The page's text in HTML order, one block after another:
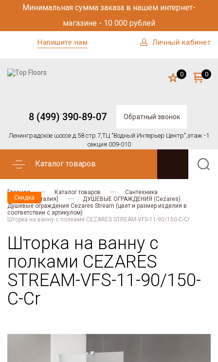
Минимальная сумма заказа в нашем интернет-
магазине - 10 000 рублей
Напишите нам Личный кабинет
8 (499) 390-89-07 Обратный звонок
Ленинградское шоссе д.58 стр.7,ТЦ "Водный Интерьер Центр",этаж -1
секция 009-010
0 0
Каталог товаров
Главная Каталог товаров
Сантехника
CEZARES (Италия)
ДУШЕВЫЕ ОГРАЖДЕНИЯ (Cezares)
Душевые ограждения Cezares Stream (цвет и размер изделия в
соответствии с артикулом)
Шторка на ванну с полками CEZARES STREAM-VFS-11-90/150-C-Cr
Шторка на ванну с
полками CEZARES
STREAM-VFS-11-90/150-
C-Cr
Скидка